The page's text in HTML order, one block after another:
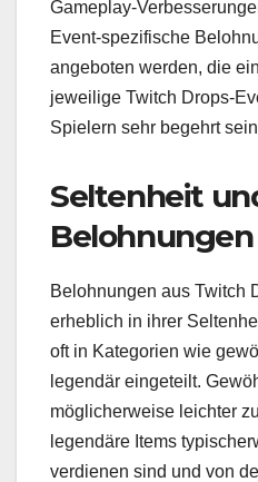
Gameplay-
Event-spezifische
angeboten werden, die
jeweilige Twitch Drops-
Spielern sehr begehrt
Seltenheit
Belohnungen
Belohnungen aus Twitch
erheblich in ihrer
oft in Kategorien wie
legendär eingeteilt.
möglicherweise leichter
legendäre Items
verdienen sind und von